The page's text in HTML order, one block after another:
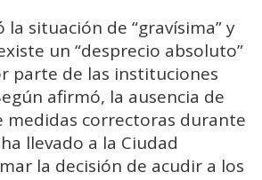
la situación de “gravísima” y
un “desprecio absoluto”
parte de las instituciones
afirmó, la ausencia de
medidas correctoras durante
llevado a la Ciudad
la decisión de acudir a los